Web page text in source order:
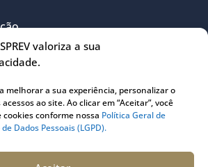
valoriza a sua
melhorar a sua experiência, personalizar o
ao site. Ao clicar em “Aceitar”, você
cookies conforme nossa Política Geral de
Dados Pessoais (LGPD).